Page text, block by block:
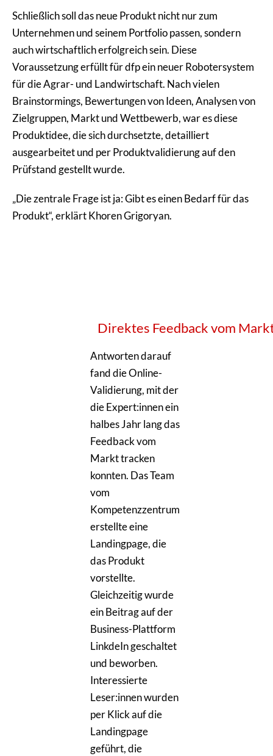
Schließlich soll das neue Produkt nicht nur zum
Unternehmen und seinem Portfolio passen, sondern
auch wirtschaftlich erfolgreich sein. Diese
Voraussetzung erfüllt für dfp ein neuer Robotersystem
für die Agrar- und Landwirtschaft. Nach vielen
Brainstormings, Bewertungen von Ideen, Analysen von
Zielgruppen, Markt und Wettbewerb, war es diese
Produktidee, die sich durchsetzte, detailliert
ausgearbeitet und per Produktvalidierung auf den
Prüfstand gestellt wurde.
„Die zentrale Frage ist ja: Gibt es einen Bedarf für das
Produkt“, erklärt Khoren Grigoryan.
Direktes Feedback vom
Antworten darauf
fand die Online-
Validierung, mit der
die Expert:innen ein
halbes Jahr lang das
Feedback vom
Markt tracken
konnten. Das Team
vom
Kompetenzzentrum
erstellte eine
Landingpage, die
das Produkt
vorstellte.
Gleichzeitig wurde
ein Beitrag auf der
Business-Plattform
LinkdeIn geschaltet
und beworben.
Interessierte
Leser:innen wurden
per Klick auf die
Landingpage
geführt, die